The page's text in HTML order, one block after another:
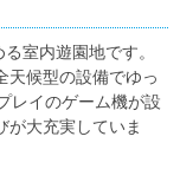
室内遊園地です。
天候型の設備でゆっ
レイのゲーム機が設
が大充実していま